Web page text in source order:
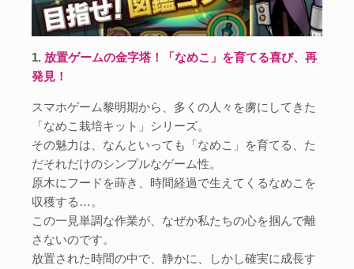
1.放置ゲームの金字塔！「なめこ」を育てる喜び、再
発見！
スマホゲーム黎明期から、多くの人々を虜にしてきた
「なめこ栽培キット」シリーズ。
その魅力は、なんといっても「なめこ」を育てる、た
だそれだけのシンプルなゲーム性。
原木にフードを蒔き、時間経過で生えてくるなめこを
収穫する…。
この一見単調な作業が、なぜか私たちの心を掴んで離
さないのです。
放置された時間の中で、静かに、しかし確実に成長す